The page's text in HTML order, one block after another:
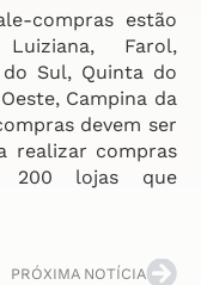
compras estão
Farol,
Sul, Quinta do
Campina da
devem ser
realizar compras
200 lojas que
PRÓXIMA NOTÍCIA